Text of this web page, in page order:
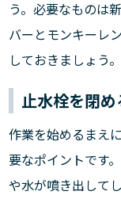
う。必要なものは
バーとモンキーレ
しておきましょう。
止水栓を閉め
作業を始めるまえ
要なポイントです
や水が噴き出して